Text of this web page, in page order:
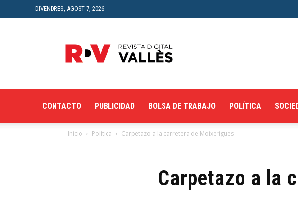
DIVENDRES, AGOST 7, 2026
Digital
del
CONTACTO PUBLICIDAD BOLSA DE TRABAJO POLÍTICA
Inicio Política Carpetazo a la carretera de Moixerigues
Carpetazo a la